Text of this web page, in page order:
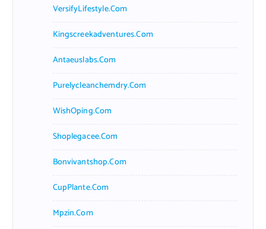
VersifyLifestyle.com
Kingscreekadventures.com
Antaeuslabs.com
Purelycleanchemdry.com
WishOping.com
Shoplegacee.com
Bonvivantshop.com
CupPlante.com
Mpzin.com